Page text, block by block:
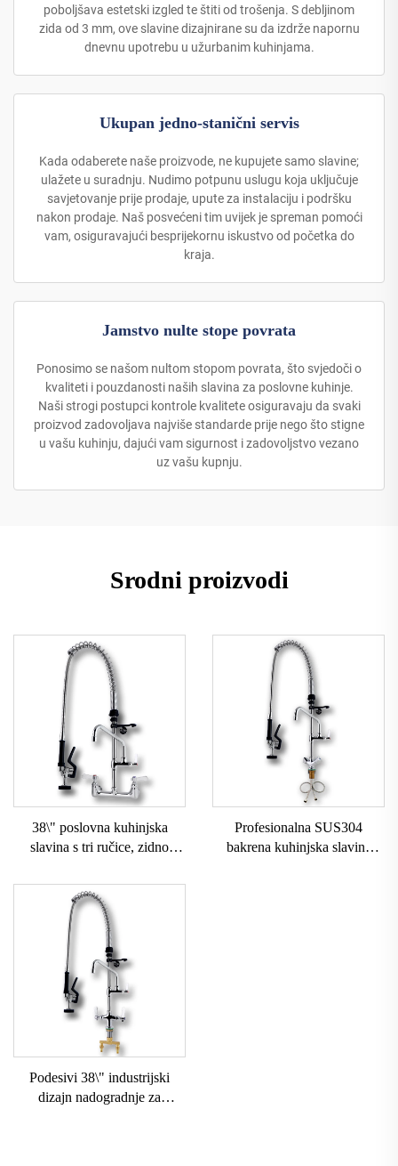
poboljšava estetski izgled te štiti od trošenja. S debljinom
zida od 3 mm, ove slavine dizajnirane su da izdrže napornu
dnevnu upotrebu u užurbanim kuhinjama.
Ukupan jedno-stanični servis
Kada odaberete naše proizvode, ne kupujete samo slavine;
ulažete u suradnju. Nudimo potpunu uslugu koja uključuje
savjetovanje prije prodaje, upute za instalaciju i podršku
nakon prodaje. Naš posvećeni tim uvijek je spreman pomoći
vam, osiguravajući besprijekornu iskustvo od početka do
kraja.
Jamstvo nulte stope povrata
Ponosimo se našom nultom stopom povrata, što svjedoči o
kvaliteti i pouzdanosti naših slavina za poslovne kuhinje.
Naši strogi postupci kontrole kvalitete osiguravaju da svaki
proizvod zadovoljava najviše standarde prije nego što stigne
u vašu kuhinju, dajući vam sigurnost i zadovoljstvo vezano
uz vašu kupnju.
Srodni proizvodi
38\" poslovna kuhinjska
slavina s tri ručice, zidno
stupnjeva, mješalica za vruću i
hladnu vodu, rucni raspršivač,
fleksibilna, 2 rupe
Profesionalna SUS304
bakrena kuhinjska slavina
Podesivi 38\" industrijski
dizajn nadogradnje za